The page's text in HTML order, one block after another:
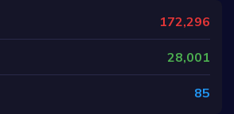
172,296
28,001
85